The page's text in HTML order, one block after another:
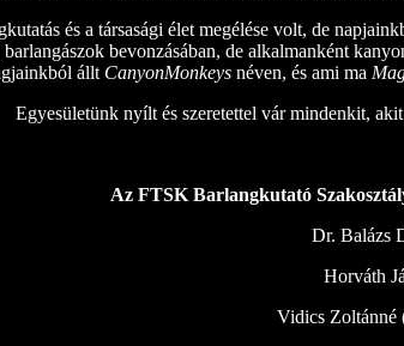
és a társasági élet megélése volt, de
bevonzásában, de alkalmanként
állt CanyonMonkeys néven, és ami ma
Egyesületünk nyílt és szeretettel vár mindenkit,
Az FTSK Barlangkutató
Dr. Balázs
Horváth
Vidics Zoltánné